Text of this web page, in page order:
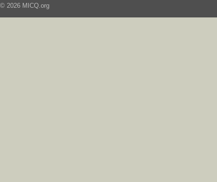
© 2026 MICQ.org